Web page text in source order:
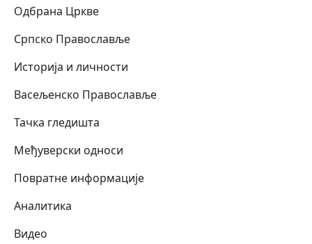
Одбрана Цркве
Српско Православље
Историја и личности
Васељенско Православље
Тачка гледишта
Међуверски односи
Повратне информације
Аналитика
Видео